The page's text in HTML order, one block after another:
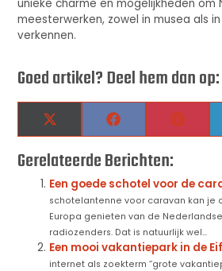
unieke charme en mogelijkheden om
meesterwerken, zowel in musea als
verkennen.
Goed artikel? Deel hem dan op:
X
(Twitter)
Facebook
Gerelateerde Berichten:
Een goede schotel voor de
schotelantenne voor caravan kan je
Europa genieten van de
radiozenders. Dat is natuurlijk wel...
Een mooi vakantiepark in de
internet als zoekterm ‘’grote